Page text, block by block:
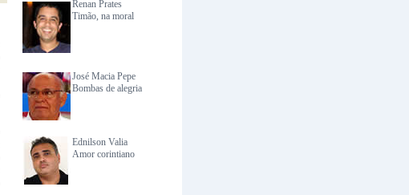
Renan Prates
Timão, na moral
José Macia Pepe
Bombas de alegria
Ednilson Valia
Amor corintiano